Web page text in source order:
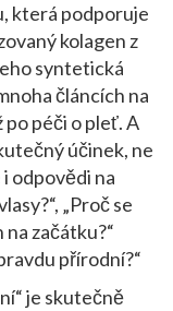
která podporuje
kolagen z
syntetická
článcích na
péči o pleť. A
účinek, ne
odpovědi na
„Proč se
začátku?“
přírodní?“
je skutečně